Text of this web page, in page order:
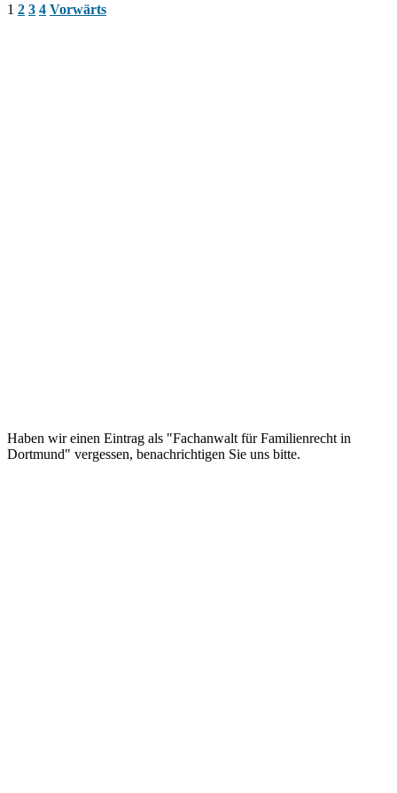
1 2 3 4 Vorwärts
Haben wir einen Eintrag als "Fachanwalt für Familienrecht in
Dortmund" vergessen, benachrichtigen Sie uns bitte.